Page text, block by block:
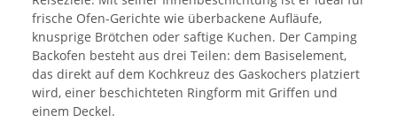
frische Ofen-Gerichte wie überbackene Aufläufe,
knusprige Brötchen oder saftige Kuchen. Der Camping
Backofen besteht aus drei Teilen: dem Basiselement,
das direkt auf dem Kochkreuz des Gaskochers platziert
wird, einer beschichteten Ringform mit Griffen und
einem Deckel.